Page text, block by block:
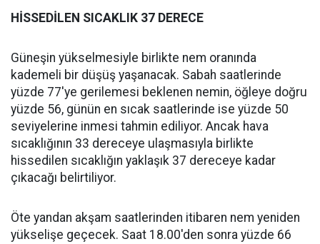
HİSSEDİLEN SICAKLIK 37 DERECE
Güneşin yükselmesiyle birlikte nem oranında
kademeli bir düşüş yaşanacak. Sabah saatlerinde
yüzde 77'ye gerilemesi beklenen nemin, öğleye doğru
yüzde 56, günün en sıcak saatlerinde ise yüzde 50
seviyelerine inmesi tahmin ediliyor. Ancak hava
sıcaklığının 33 dereceye ulaşmasıyla birlikte
hissedilen sıcaklığın yaklaşık 37 dereceye kadar
çıkacağı belirtiliyor.
Öte yandan akşam saatlerinden itibaren nem yeniden
yükselişe geçecek. Saat 18.00'den sonra yüzde 66